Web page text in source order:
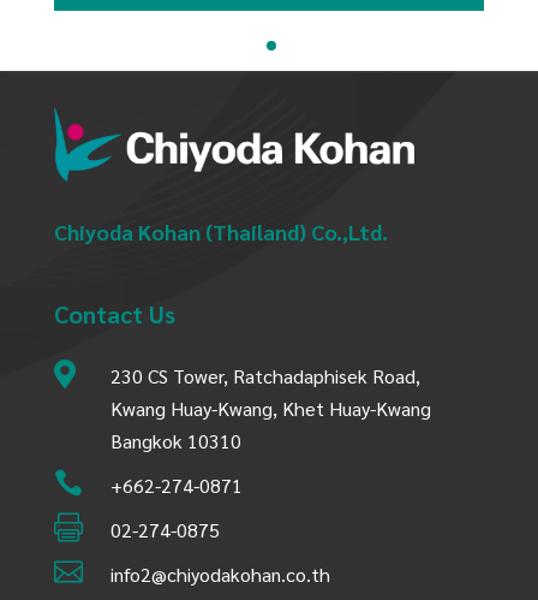
Chiyoda Kohan (Thailand) Co.,Ltd.
Contact Us

230 CS Tower, Ratchadaphisek Road,
Kwang Huay-Kwang, Khet Huay-Kwang
Bangkok 10310
 +662-274-0871
 02-274-0875
 info2@chiyodakohan.co.th